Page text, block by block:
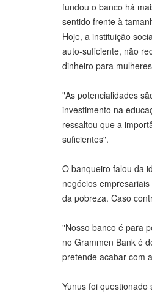
fundou o banco há
sentido frente à
Hoje, a instituição
auto-suficiente, não
dinheiro para
"As potencialidades
investimento na
ressaltou que a
suficientes".
O banqueiro falou da
negócios
da pobreza. Caso
"Nosso banco é para
no Grammen Bank é
pretende acabar com
Yunus foi